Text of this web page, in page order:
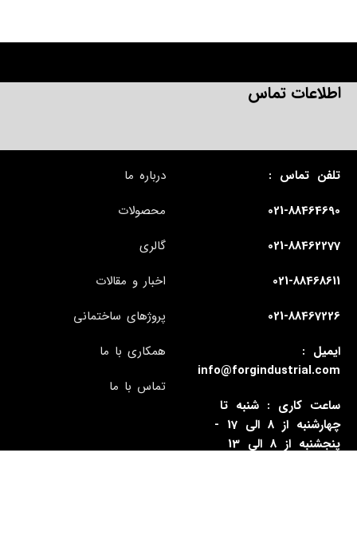
اطلاعات تماس
تلفن تماس :
021-88464690
021-88462277
021-88468611
021-88467226
ایمیل :
info@forgindustrial.com
ساعت کاری : شنبه تا
چهارشنبه از 8 الی 17 -
پنجشنبه از 8 الی 13
درباره ما
محصولات
گالری
اخبار و مقالات
پروژهای ساختمانی
همکاری با ما
تماس با ما